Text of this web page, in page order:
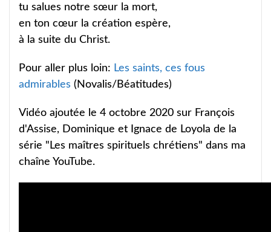
tu salues notre sœur la mort,
en ton cœur la création espère,
à la suite du Christ.
Pour aller plus loin: Les saints, ces fous
admirables (Novalis/Béatitudes)
Vidéo ajoutée le 4 octobre 2020 sur François
d'Assise, Dominique et Ignace de Loyola de la
série "Les maîtres spirituels chrétiens" dans ma
chaîne YouTube.